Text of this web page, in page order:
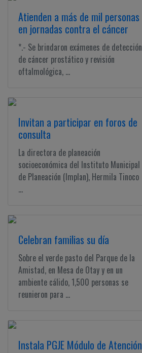
Atienden a más de mil personas
en jornadas contra el cáncer
*.- Se brindaron exámenes de detección
de cáncer prostático y revisión
oftalmológica, ...
Invitan a participar en foros de
consulta
La directora de planeación
socioeconómica del Instituto Municipal
de Planeación (Implan), Hermila Tinoco
...
Celebran familias su día
Sobre el verde pasto del Parque de la
Amistad, en Mesa de Otay y en un
ambiente cálido, 1,500 personas se
reunieron para ...
Instala PGJE Módulo de Atención